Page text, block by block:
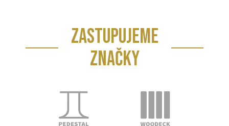
ZASTUPUJEME
ZNAČKY